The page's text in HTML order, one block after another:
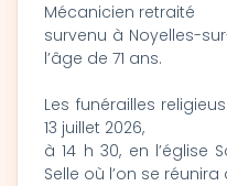
Mécanicien retraité
survenu à Noyelles-
l’âge de 71 ans.
Les funérailles
13 juillet 2026,
à 14 h 30, en l’église
Selle où l’on se réunira